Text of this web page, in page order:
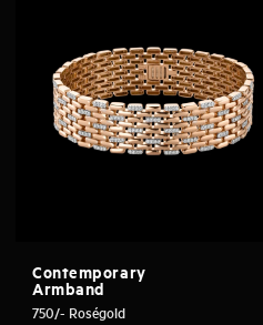
Contemporary
Armband
750/- Roségold